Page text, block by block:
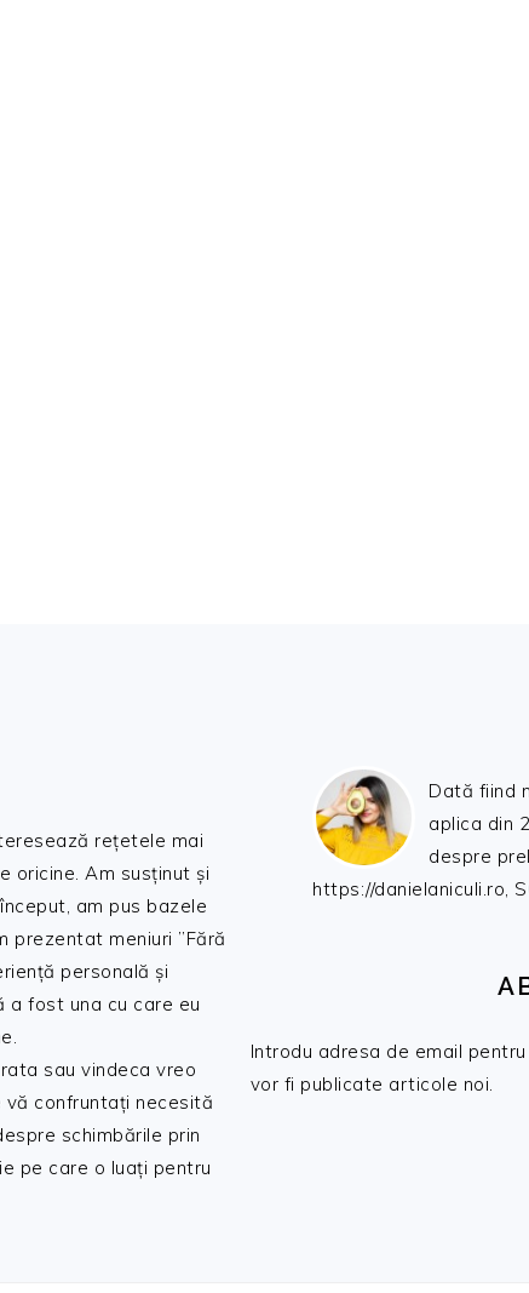
rețetele mai
oricine. Am susținut și
am pus bazele
prezentat meniuri ”Fără
personală și
a fost una cu care eu
sau vindeca vreo
confruntați necesită
schimbările prin
pe care o luați pentru
Dată fiind
aplica din
despre
https://danielaniculi.ro,
Introdu adresa de email
vor fi publicate articole noi.